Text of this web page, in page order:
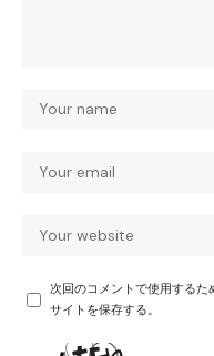
次回のコメントで使用するた
サイトを保存する。